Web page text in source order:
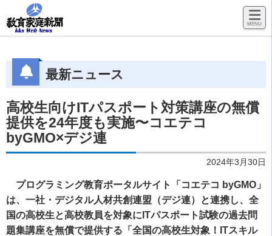
最新ニュース
高校生向けITパスポート対策講座の無償
提供を24年度も実施〜コエテコ
byGMO×デジ連
2024年3月30日
プログラミング教育ポータルサイト「コエテコ byGMO」
は、一社・デジタル人材共創連盟（デジ連）と連携し、全
国の高校生と高校教員を対象にITパスポート試験の過去問
題集講座を無償で提供する「全国の高校生対象！ITスキル